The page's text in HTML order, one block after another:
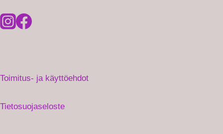
Toimitus- ja käyttöehdot
Tietosuojaseloste